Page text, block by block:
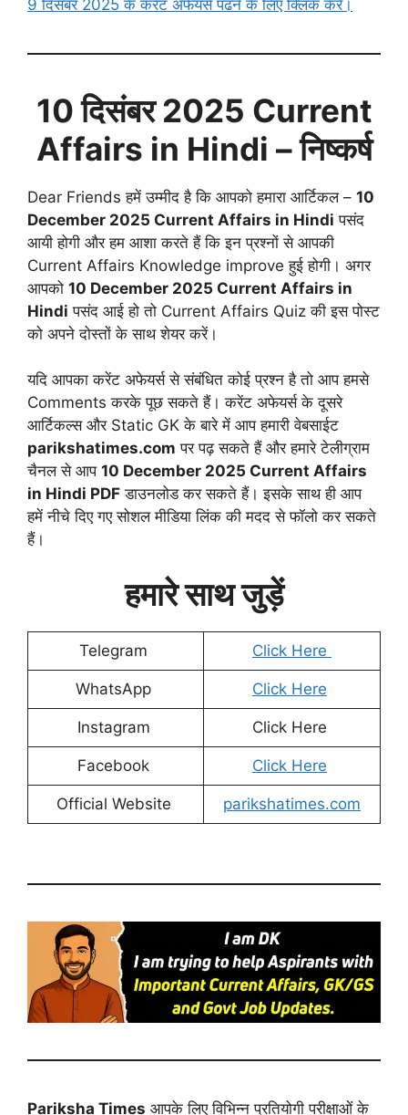
9 दिसंबर 2025 के करेंट अफेयर्स पढने के लिए क्लिक करें।
10 दिसंबर2025 Current
Affairs in Hindi – निष्कर्ष
Dear Friends हमें उम्मीद है कि आपको हमारा आर्टिकल – 10
December 2025 Current Affairs in Hindi पसंद
आयी होगी और हम आशा करते हैं कि इन प्रश्नों से आपकी
Current Affairs Knowledge improve हुई होगी। अगर
आपको 10 December 2025 Current Affairs in
Hindi पसंद आई हो तो Current Affairs Quiz की इस पोस्ट
को अपने दोस्तों के साथ शेयर करें।
यदि आपका करेंट अफेयर्स से संबंधित कोई प्रश्न है तो आप हमसे
Comments करके पूछ सकते हैं। करेंट अफेयर्स के दूसरे
आर्टिकल्स और Static GK के बारे में आप हमारी वेबसाईट
parikshatimes.com पर पढ़ सकते हैं और हमारे टेलीग्राम
चैनल से आप 10 December 2025 Current Affairs
in Hindi PDF डाउनलोड कर सकते हैं। इसके साथ ही आप
हमें नीचे दिए गए सोशल मीडिया लिंक की मदद से फॉलो कर सकते
हैं।
हमारे साथ जुड़ें
Telegram Click Here
WhatsApp Click Here
Instagram Click Here
Facebook Click Here
Official Website parikshatimes.com
Pariksha Times आपके लिए विभिन्न प्रतियोगी परीक्षाओं के